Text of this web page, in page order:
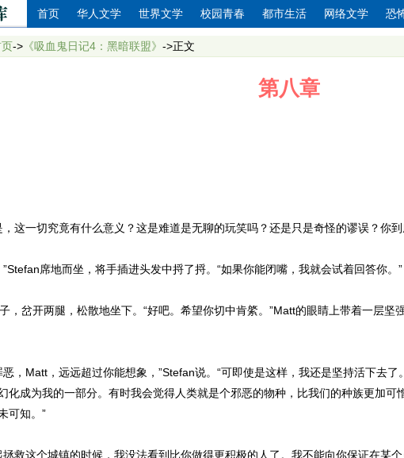
首页 华人文学 世界文学 校园青春 都市生活 网络文学 恐
-> 《吸血鬼日记4：黑暗联盟》 ->正文
第八章
这一切究竟有什么意义？这是难道是无聊的玩笑吗？还是只是奇怪的谬误？你
席地而坐，将手插进头发中捋了捋。“如果你能闭嘴，我就会试着回答你。”
岔开两腿，松散地坐下。“好吧。希望你切中肯綮。”Matt的眼睛上带着一层坚
，Matt，远远超过你能想象，”Stefan说。“可即使是这样，我还是坚持活下去
化成为我的一部分。有时我会觉得人类就是个邪恶的物种，比我们的种族更加
可知。”
救这个城镇的时候，我没法看到比你做得更积极的人了。我不能向你保证在某